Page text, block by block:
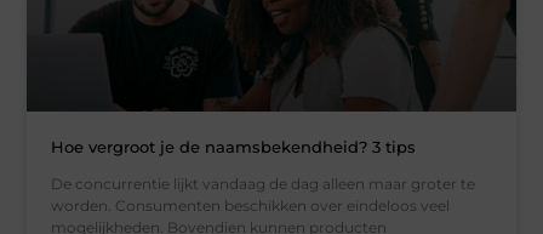
Hoe vergroot je de naamsbekendheid? 3 tips
De concurrentie lijkt vandaag de dag alleen maar groter te
worden. Consumenten beschikken over eindeloos veel
mogelijkheden. Bovendien kunnen producten